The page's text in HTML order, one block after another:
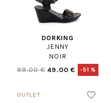
DORKING
JENNY
NOIR
99.00 € 49.00 € -51 %